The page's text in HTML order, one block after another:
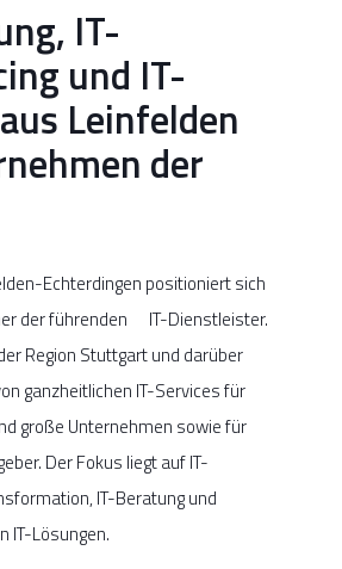
IT-
und IT-
Leinfelden
der
Echterdingen positioniert sich
der führenden IT-Dienstleister.
Region Stuttgart und darüber
ganzheitlichen IT-Services für
große Unternehmen sowie für
Der Fokus liegt auf IT-
IT-Beratung und
IT-Lösungen.